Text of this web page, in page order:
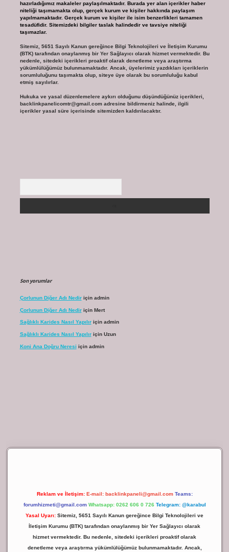
hazırladığımız makaleler paylaşılmaktadır. Burada yer alan içerikler haber
niteliği taşımamakta olup, gerçek kurum ve kişiler hakkında paylaşım
yapılmamaktadır. Gerçek kurum ve kişiler ile isim benzerlikleri tamamen
tesadüfidir. Sitemizdeki bilgiler taslak halindedir ve tavsiye niteliği
taşımazlar.
Sitemiz, 5651 Sayılı Kanun gereğince Bilgi Teknolojileri ve İletişim Kurumu
(BTK) tarafından onaylanmış bir Yer Sağlayıcı olarak hizmet vermektedir. Bu
nedenle, sitedeki içerikleri proaktif olarak denetleme veya araştırma
yükümlülüğümüz bulunmamaktadır. Ancak, üyelerimiz yazdıkları içeriklerin
sorumluluğunu taşımakta olup, siteye üye olarak bu sorumluluğu kabul
etmiş sayılırlar.
Hukuka ve yasal düzenlemelere aykırı olduğunu düşündüğünüz içerikleri,
backlinkpanelicomtr@gmail.comadresine bildirmeniz halinde, ilgili
içerikler yasal süre içerisinde sitemizden kaldırılacaktır.
Son yorumlar
Çorlunun Diğer Adı Nediriçin admin
Çorlunun Diğer Adı Nediriçin Mert
Sağlıklı Karides Nasıl Yapılıriçin admin
Sağlıklı Karides Nasıl Yapılıriçin Uzun
Koni Ana Doğru Neresi için admin
Reklam ve İletişim: E-mail: backlinkpaneli@gmail.com Teams:
forumhizmeti@gmail.com Whatsapp: 0262 606 0 726 Telegram: @karabul
Yasal Uyarı: Sitemiz, 5651 Sayılı Kanun gereğince Bilgi Teknolojileri ve
İletişim Kurumu (BTK) tarafından onaylanmış bir Yer Sağlayıcı olarak
hizmet vermektedir. Bu nedenle, sitedeki içerikleri proaktif olarak
denetleme veya araştırma yükümlülüğümüz bulunmamaktadır. Ancak,